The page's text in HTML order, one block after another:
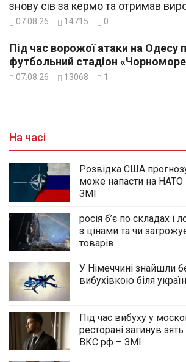
знову сів за кермо та отримав
07.08.26 14715 0
Під час ворожої атаки на
футбольний стадіон
07.08.26 13068 1
На часі
Розвідка США
може напасти на
ЗМІ
росія б’є по складах і
з цінами та чи
товарів
У Німеччині знайшли
вибухівкою біля
Під час вибуху у
ресторані загинув
ВКС рф – ЗМІ